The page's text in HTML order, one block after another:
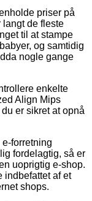
priser på
de fleste
til at stampe
og samtidig
nogle gange
enkelte
Align Mips
er sikret at opnå
forretning
fordelagtig, så er
uoprigtig e-shop.
indbefattet af et
shops.